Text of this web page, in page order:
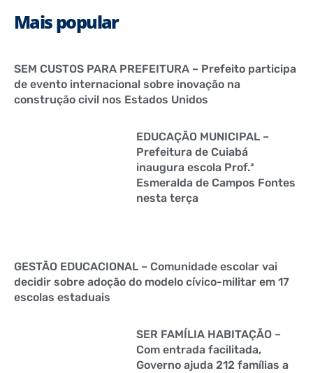
Mais popular
SEM CUSTOS PARA PREFEITURA – Prefeito participa
de evento internacional sobre inovação na
construção civil nos Estados Unidos
EDUCAÇÃO MUNICIPAL –
Prefeitura de Cuiabá
inaugura escola Prof.ª
Esmeralda de Campos Fontes
nesta terça
GESTÃO EDUCACIONAL – Comunidade escolar vai
decidir sobre adoção do modelo cívico-militar em 17
escolas estaduais
SER FAMÍLIA HABITAÇÃO –
Com entrada facilitada,
Governo ajuda 212 famílias a